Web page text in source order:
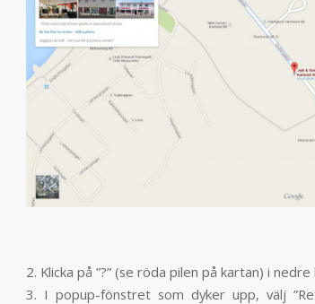
2. Klicka på ”?” (se röda pilen på kartan) i
3. I popup-fönstret som dyker upp, välj